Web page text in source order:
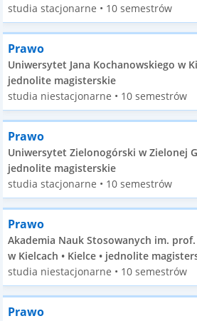
studia stacjonarne • 10 semestrów
Prawo
Uniwersytet Jana Kochanowskiego w
jednolite magisterskie
studia niestacjonarne • 10 semestrów
Prawo
Uniwersytet Zielonogórski w Zielonej
jednolite magisterskie
studia stacjonarne • 10 semestrów
Prawo
Akademia Nauk Stosowanych im.
w Kielcach • Kielce • jednolite
studia niestacjonarne • 10 semestrów
Prawo